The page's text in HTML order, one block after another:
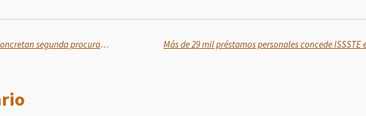
Médicos del IMSS en Acapulco concretan segunda procuración multiorgánica